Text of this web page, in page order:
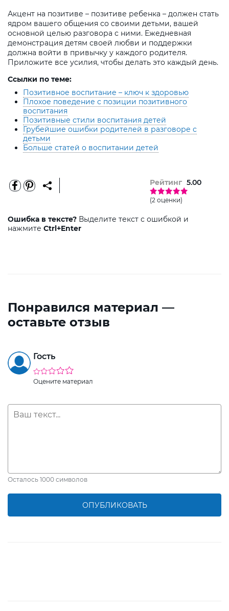
Акцент на позитиве – позитиве ребенка – должен стать
ядром вашего общения со своими детьми, вашей
основной целью разговора с ними. Ежедневная
демонстрация детям своей любви и поддержки
должна войти в привычку у каждого родителя.
Приложите все усилия, чтобы делать это каждый день.
Ссылки по теме:
Позитивное воспитание – ключ к здоровью
Плохое поведение с позиции позитивного
воспитания
Позитивные стили воспитания детей
Грубейшие ошибки родителей в разговоре с
детьми
Больше статей о воспитании детей
Рейтинг 5.00
(2 оценки)
Ошибка в тексте? Выделите текст с ошибкой и
нажмите Ctrl+Enter
Понравился материал —
оставьте отзыв
Гость
Оцените материал
Осталось 1000 символов
ОПУБЛИКОВАТЬ